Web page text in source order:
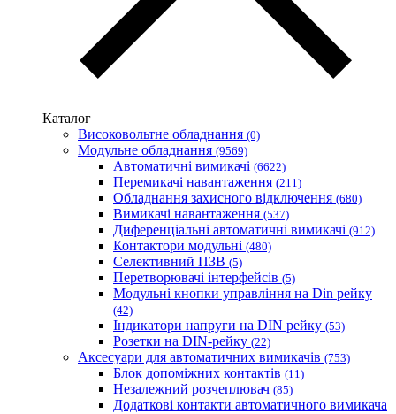
Запорізький завод кольорових металів (ЗЗКМ)
Каблекс Одеса
Мегомметр (Україна)
Промфактор
Термофіт
Укренерго-Альянс (Україна)
Каталог
Високовольтне обладнання (0)
Модульне обладнання (9569)
Автоматичні вимикачі (6622)
Перемикачі навантаження (211)
Обладнання захисного відключення (680)
Вимикачі навантаження (537)
Диференціальні автоматичні вимикачі (912)
Контактори модульні (480)
Селективний ПЗВ (5)
Перетворювачі інтерфейсів (5)
Модульні кнопки управління на Din рейку
(42)
Індикатори напруги на DIN рейку (53)
Розетки на DIN-рейку (22)
Аксесуари для автоматичних вимикачів (753)
Блок допоміжних контактів (11)
Незалежний розчеплювач (85)
Додаткові контакти автоматичного вимикача